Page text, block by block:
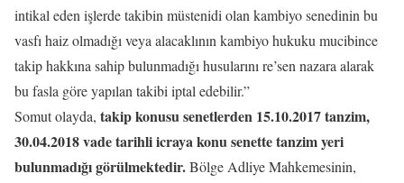
intikal eden işlerde takibin müstenidi olan kambiyo senedinin bu
vasfı haiz olmadığı veya alacaklının kambiyo hukuku mucibince
takip hakkına sahip bulunmadığı husularını re’sen nazara alarak
bu fasla göre yapılan takibi iptal edebilir.”
Somut olayda, takip konusu senetlerden 15.10.2017 tanzim,
30.04.2018 vade tarihli icraya konu senette tanzim yeri
bulunmadığı görülmektedir.Bölge Adliye Mahkemesinin,